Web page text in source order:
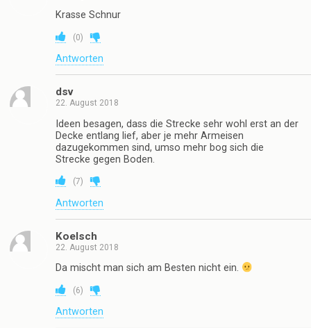
Krasse Schnur
(0)
Antworten
dsv
22. August 2018
Ideen besagen, dass die Strecke sehr wohl erst an der
Decke entlang lief, aber je mehr Armeisen
dazugekommen sind, umso mehr bog sich die
Strecke gegen Boden.
(7)
Antworten
Koelsch
22. August 2018
Da mischt man sich am Besten nicht ein.
(6)
Antworten